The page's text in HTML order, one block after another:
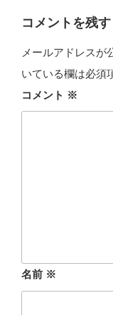
コメントを残す
メールアドレスが
いている欄は必須
コメント ※
名前 ※